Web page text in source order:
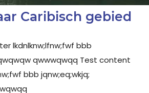
Caribisch gebied
lkdnlknw;lfnw;fwf bbb
qwwwqwqq Test content
bbb jqnw;eq;wkjq;